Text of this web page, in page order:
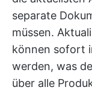
separate
müssen.
können sofort
werden, was
über alle